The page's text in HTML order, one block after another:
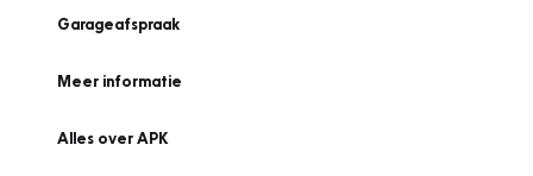
Garageafspraak
Meer informatie
Alles over APK